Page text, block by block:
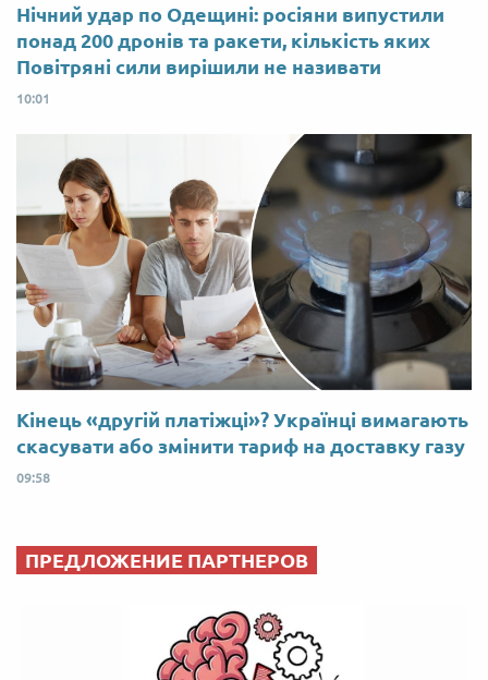
Нічний удар по Одещині: росіяни випустили
понад 200 дронів та ракети, кількість яких
Повітряні сили вирішили не називати
10:01
Кінець «другій платіжці»? Українці вимагають
скасувати або змінити тариф на доставку газу
09:58
ПРЕДЛОЖЕНИЕ ПАРТНЕРОВ